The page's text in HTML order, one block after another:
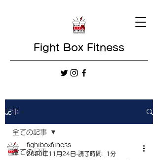
Fight Box Fitness
記事
全ての記事
全ての記事
fightboxfitness
2020年11月24日 読了時間: 1分